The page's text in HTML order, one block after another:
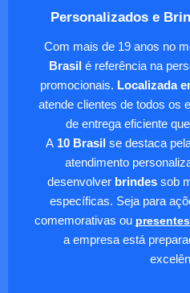
Personalizados e
Com mais de 19 anos no
Brasil é referência na
promocionais. Localizada
atende clientes de todos os
de entrega eficiente
A10 Brasilse destaca
atendimento
desenvolver brindessob
específicas. Seja para
comemorativas ou
a empresa está